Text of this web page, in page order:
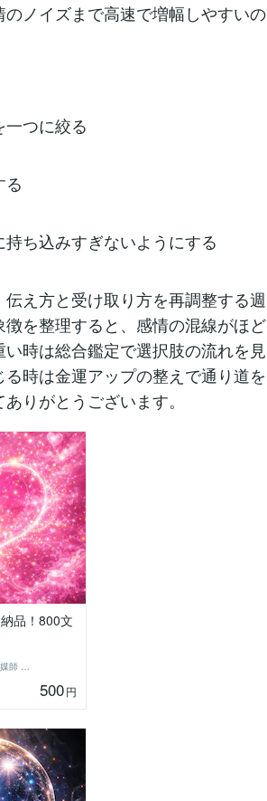
ノイズまで高速で増幅しやすいの
つに絞る
る
ち込みすぎないようにする
え方と受け取り方を再調整する週
を整理すると、感情の混線がほど
時は総合鑑定で選択肢の流れを見
時は金運アップの整えで通り道を
りがとうございます。
品！800文
hinata｜三体世界の霊媒師 ＊輝く星
500円